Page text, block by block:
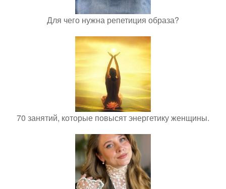
Для чего нужна репетиция образа?
70 занятий, которые повысят энергетику женщины.